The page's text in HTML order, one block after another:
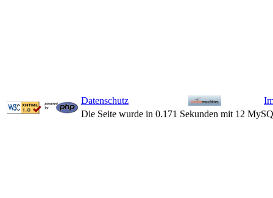
Datenschutz
Die Seite wurde in 0.171 Sekunden mit 12